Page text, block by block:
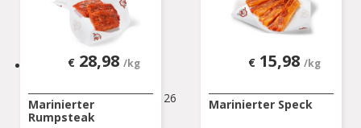
Chaussée de Liège 7 B
ANDENNE
Avenue de la Belle Mine 26
ANDENNE
€ 28,98 /kg
Marinierter
Rumpsteak
€ 15,98 /kg
Marinierter Speck